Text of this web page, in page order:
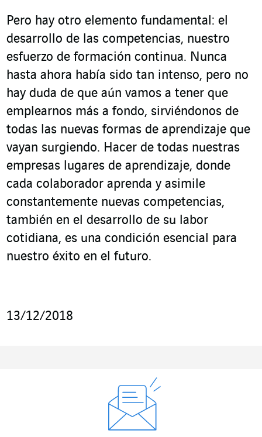
Pero hay otro elemento fundamental: el
desarrollo de las competencias, nuestro
esfuerzo de formación continua. Nunca
hasta ahora había sido tan intenso, pero no
hay duda de que aún vamos a tener que
emplearnos más a fondo, sirviéndonos de
todas las nuevas formas de aprendizaje que
vayan surgiendo. Hacer de todas nuestras
empresas lugares de aprendizaje, donde
cada colaborador aprenda y asimile
constantemente nuevas competencias,
también en el desarrollo de su labor
cotidiana, es una condición esencial para
nuestro éxito en el futuro.
13/12/2018